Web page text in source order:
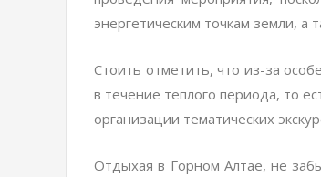
энергетическим точкам земли,
Стоить отметить, что из-за
в течение теплого периода, то
организации тематических
Отдыхая в Горном Алтае, не